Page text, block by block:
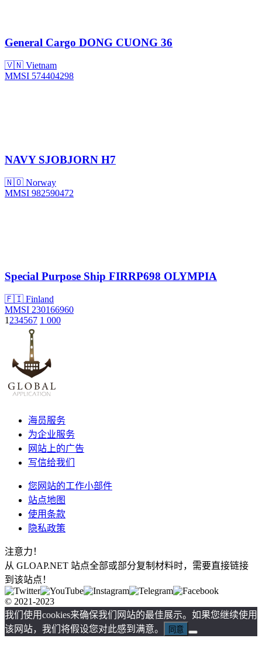
General Cargo DONG CUONG 36
🇻🇳 Vietnam
MMSI 574404298
NAVYSJOBJORN H7
🇳🇴 Norway
MMSI 982590472
Special Purpose Ship FIRRP698 OLYMPIA
🇫🇮 Finland
MMSI 230166960
1 234567 1 000
海员服务
为企业服务
网站上的广告
写信给我们
您网站的工作小部件
站点地图
使用条款
隐私政策
注意力！
从 GLOAP.NET 站点全部或部分复制材料时，需要直接链接
到该站点！
© 2021-2023
我们使用cookies来确保我们网站的最佳展示。如果您继续使用
该网站，我们将假设您对此感到满意。
同意